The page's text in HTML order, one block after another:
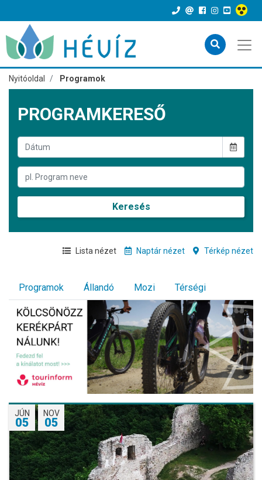
Nyitóoldal Programok
PROGRAMKERESŐ
Keresés
Lista nézet Naptár nézet Térkép nézet
Programok Állandó Mozi Térségi
JÚN
05
NOV
05